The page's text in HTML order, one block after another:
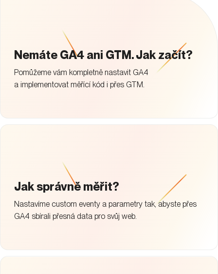
Nemáte GA4 ani GTM. Jak začít?
Pomůžeme vám kompletně nastavit GA4
a implementovat měřící kód i přes GTM.
Jak správně měřit?
Nastavíme custom eventy a parametry tak, abyste přes
GA4 sbírali přesná data pro svůj web.